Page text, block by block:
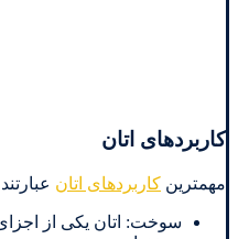
کاربردهای اتان
مهمترین کاربردهای اتان
سوخت: اتان یکی از